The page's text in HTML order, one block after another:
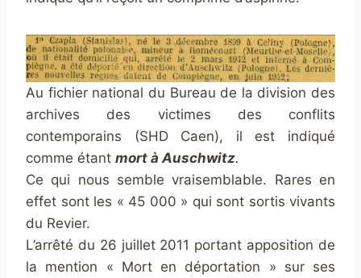
Au fichier national du Bureau de la division des
archives des victimes des conflits
contemporains (SHD Caen), il est indiqué
comme étant mort à Auschwitz.
Ce qui nous semble vraisemblable. Rares en
effet sont les « 45 000 » qui sont sortis vivants
du Revier.
L’arrêté du 26 juillet 2011 portant apposition de
la mention « Mort en déportation » sur ses